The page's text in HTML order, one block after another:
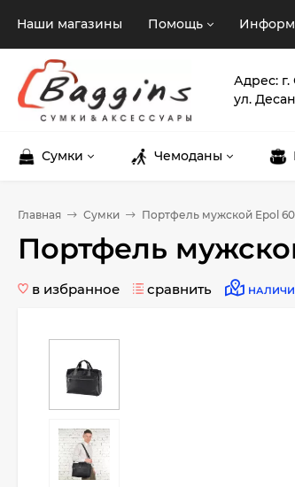
Наши магазины Помощь
Адрес:
ул.
Сумки Чемоданы
Главная Сумки Портфель мужской Epol
Портфель
в избранное сравнить